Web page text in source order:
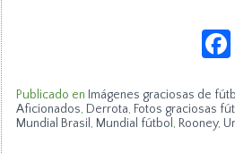
Publicado en Imágenes graciosas de
Aficionados, Derrota, Fotos graciosas
Mundial Brasil , Mundial fútbol , Rooney,